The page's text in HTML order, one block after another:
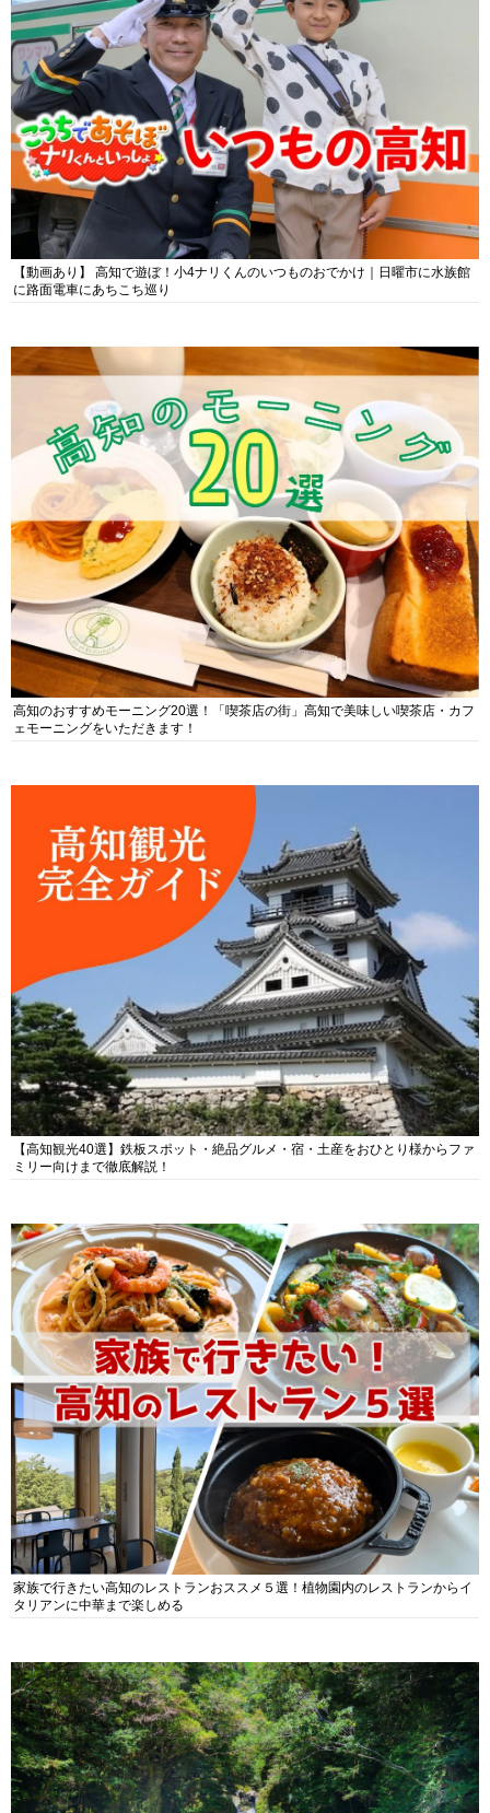
【動画あり】 高知で遊ぼ！小4ナリくんのいつものおでかけ｜日曜市に水族館
に路面電車にあちこち巡り
高知のおすすめモーニング20選！「喫茶店の街」高知で美味しい喫茶店・カフ
ェモーニングをいただきます！
【高知観光40選】鉄板スポット・絶品グルメ・宿・土産をおひとり様からファ
ミリー向けまで徹底解説！
家族で行きたい高知のレストランおススメ５選！植物園内のレストランからイ
タリアンに中華まで楽しめる